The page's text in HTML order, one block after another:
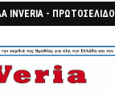
INVERIA - ΠΡΩΤΟΣΕΛΙΔΟ